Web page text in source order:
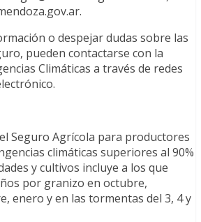
o despejar dudas sobre las
pueden contactarse con la
Climáticas a través de redes
Seguro Agrícola para productores
climáticas superiores al 90%
y cultivos incluye a los que
por granizo en octubre,
enero y en las tormentas del 3, 4 y